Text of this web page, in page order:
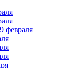
февраля